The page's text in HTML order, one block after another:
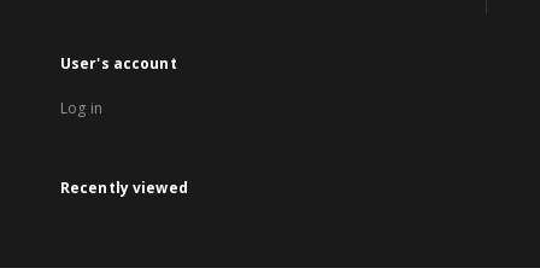
User's account
Log in
Recently viewed